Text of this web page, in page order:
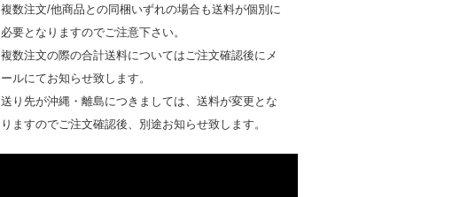
複数注文/他商品との同梱いずれの場合も送料が個別に
必要となりますのでご注意下さい。
複数注文の際の合計送料についてはご注文確認後にメ
ールにてお知らせ致します。
送り先が沖縄・離島につきましては、送料が変更とな
りますのでご注文確認後、別途お知らせ致します。